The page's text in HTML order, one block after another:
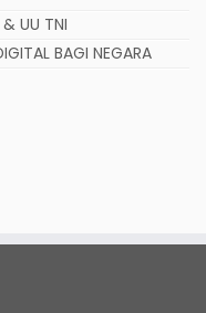
UU TNI
BAGI NEGARA